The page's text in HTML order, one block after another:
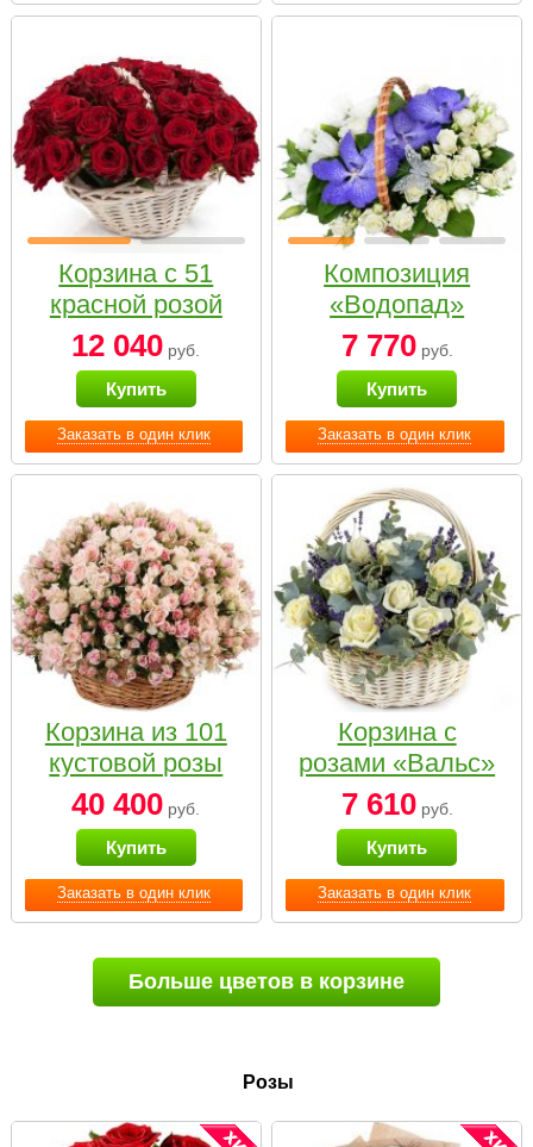
Заказать в один клик
Корзина с 51
красной розой
12 040 руб.
Купить
Заказать в один клик
Композиция
«Водопад»
7 770руб.
Купить
Заказать в один клик
Корзина из 101
кустовой розы
нежных тонов
40 400 руб.
Купить
Заказать в один клик
Корзина с
розами «Вальс»
7 610руб.
Купить
Больше цветов в корзине
Розы